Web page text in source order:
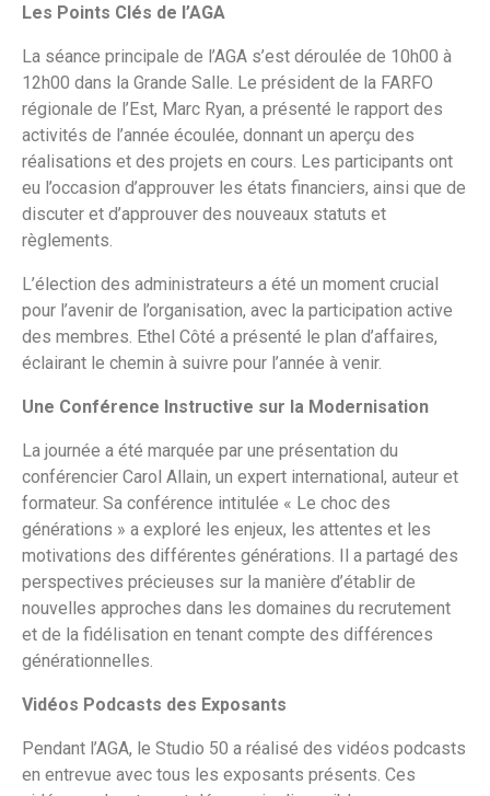
Les Points Clés de l’AGA
La séance principale de l’AGA s’est déroulée de 10h00 à
12h00 dans la Grande Salle. Le président de la FARFO
régionale de l’Est, Marc Ryan, a présenté le rapport des
activités de l’année écoulée, donnant un aperçu des
réalisations et des projets en cours. Les participants ont
eu l’occasion d’approuver les états financiers, ainsi que de
discuter et d’approuver des nouveaux statuts et
règlements.
L’élection des administrateurs a été un moment crucial
pour l’avenir de l’organisation, avec la participation active
des membres. Ethel Côté a présenté le plan d’affaires,
éclairant le chemin à suivre pour l’année à venir.
Une Conférence Instructive sur la Modernisation
La journée a été marquée par une présentation du
conférencier Carol Allain, un expert international, auteur et
formateur. Sa conférence intitulée « Le choc des
générations » a exploré les enjeux, les attentes et les
motivations des différentes générations. Il a partagé des
perspectives précieuses sur la manière d’établir de
nouvelles approches dans les domaines du recrutement
et de la fidélisation en tenant compte des différences
générationnelles.
Vidéos Podcasts des Exposants
Pendant l’AGA, le Studio 50 a réalisé des vidéos podcasts
en entrevue avec tous les exposants présents. Ces